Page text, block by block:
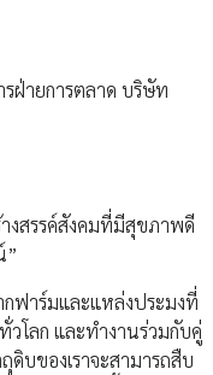
ฝ่ายการตลาด บริษัท
งสรรค์สังคมที่มีสุขภาพดี
”
กฟาร์มและแหล่งประมงที่
โลก และทำงานร่วมกับคู่
ดิบของเราจะสามารถสืบ